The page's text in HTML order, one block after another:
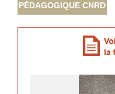
PÉDAGOGIQUE CNRD